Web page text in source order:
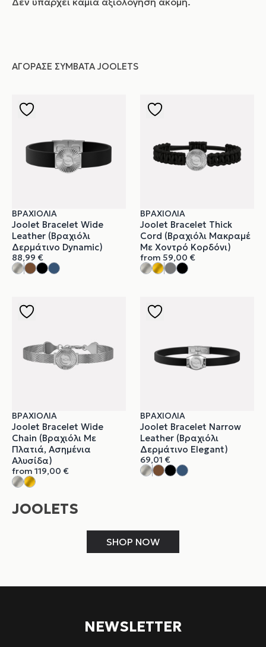
ΑΓΌΡΑΣΕ ΣΥΜΒΑΤΆ JOOLETS
ΒΡΑΧΙΌΛΙΑ
Joolet Bracelet Wide
Leather (Βραχιόλι
Δερμάτινο Dynamic)
88,99 €
ΒΡΑΧΙΌΛΙΑ
Joolet Bracelet Thick
Cord (Βραχιόλι Μακραμέ
Με Χοντρό Κορδόνι)
from 59,00 €
ΒΡΑΧΙΌΛΙΑ
Joolet Bracelet Wide
Chain (Βραχιόλι Με
Πλατιά, Ασημένια
Αλυσίδα)
from 119,00 €
ΒΡΑΧΙΌΛΙΑ
Joolet Bracelet Narrow
Leather (Βραχιόλι
Δερμάτινο Elegant)
69,01 €
JOOLETS
SHOP NOW
NEWSLETTER